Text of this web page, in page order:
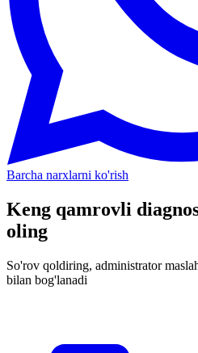
Barcha narxlarni ko'rish
Keng qamrovli
oling
So'rov qoldiring, administrator
bilan bog'lanadi